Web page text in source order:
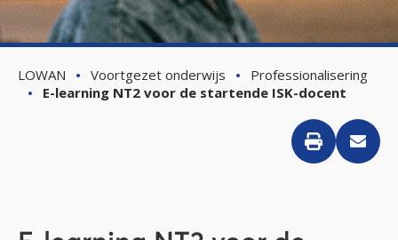
LOWAN Voortgezet onderwijs
Professionalisering
E-learning NT2 voor de startende ISK-docent